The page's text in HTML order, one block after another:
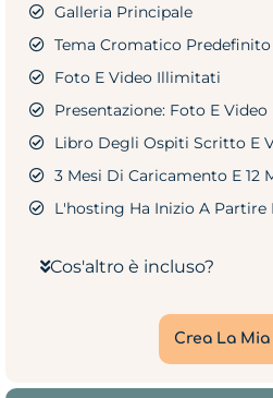
Galleria Principale
Tema Cromatico Predefinito
Foto E Video Illimitati
Presentazione: Foto E Video
Libro Degli Ospiti Scritto E
3 Mesi Di Caricamento E 12
L'hosting Ha Inizio A
Cos'altro è incluso?
Crea La